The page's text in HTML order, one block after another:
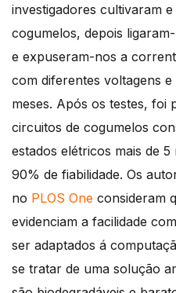
investigadores cultivaram
cogumelos, depois
e expuseram-nos a
com diferentes voltagens
meses. Após os testes, foi
circuitos de cogumelos
estados elétricos mais de
90% de fiabilidade. Os
no PLOS One consideram
evidenciam a facilidade
ser adaptados á
se tratar de uma solução